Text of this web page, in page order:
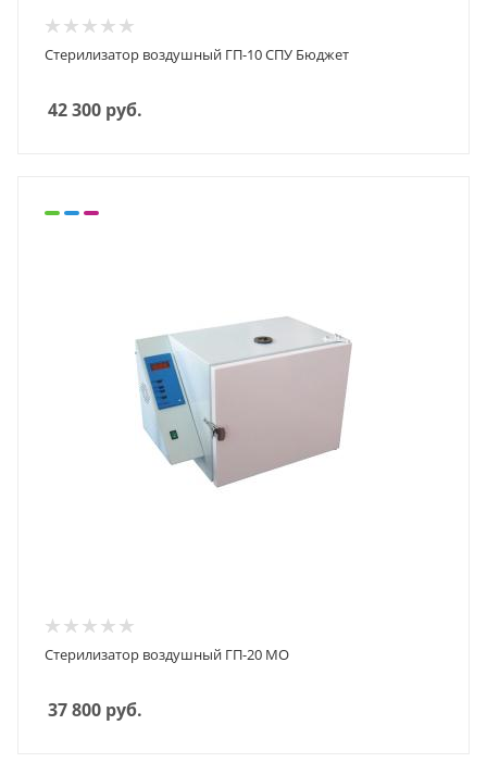
Стерилизатор воздушный ГП-10 СПУ Бюджет
42 300 руб.
Стерилизатор воздушный ГП-20 МО
37 800 руб.